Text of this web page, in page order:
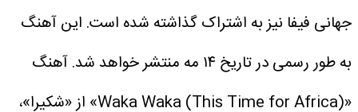
جهانی فیفا نیز به اشتراک گذاشته شده است. این آهنگ
به طور رسمی در تاریخ ۱۴ مه منتشر خواهد شد.
آهنگ
«Waka Waka (This Time for Africa)» از «شکیرا»،